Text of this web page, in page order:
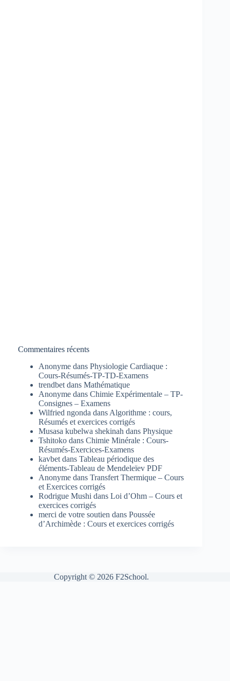
Commentaires récents
Anonyme dans Physiologie Cardiaque :
Cours-Résumés-TP-TD-Examens
trendbet dans Mathématique
Anonyme dans Chimie Expérimentale – TP-
Consignes – Examens
Wilfried ngonda dans Algorithme : cours,
Résumés et exercices corrigés
Musasa kubelwa shekinah dans Physique
Tshitoko dans Chimie Minérale : Cours-
Résumés-Exercices-Examens
kavbet dans Tableau périodique des
éléments-Tableau de Mendeleïev PDF
Anonyme dans Transfert Thermique – Cours
et Exercices corrigés
Rodrigue Mushi dans Loi d’Ohm – Cours et
exercices corrigés
merci de votre soutien dans Poussée
d’Archimède : Cours et exercices corrigés
Copyright © 2026 F2School.